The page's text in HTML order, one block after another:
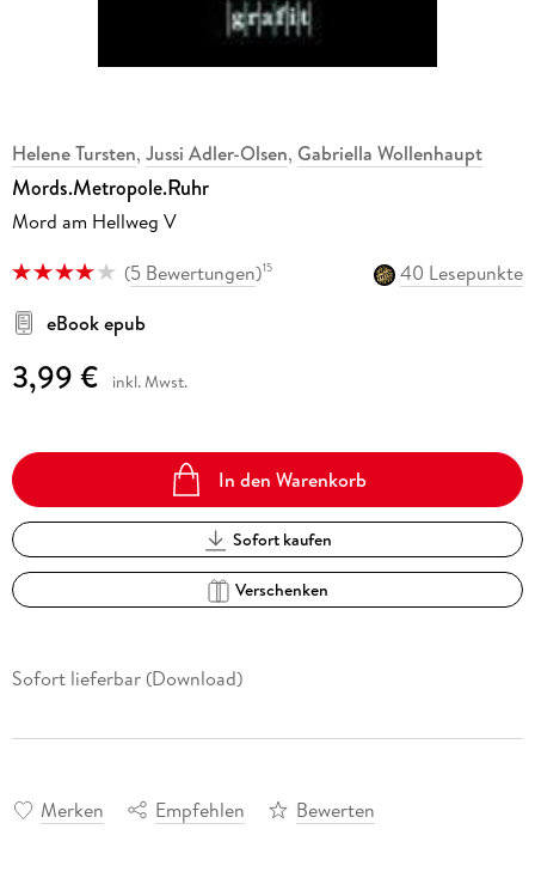
Helene Tursten, Jussi Adler-Olsen, Gabriella Wollenhaupt
Mords.Metropole.Ruhr
Mord am Hellweg V
(5 Bewertungen)15
40 Lesepunkte
eBook epub
3,99 € inkl. Mwst.
In den Warenkorb
Sofort kaufen
Verschenken
Sofort lieferbar (Download)
Merken Empfehlen Bewerten